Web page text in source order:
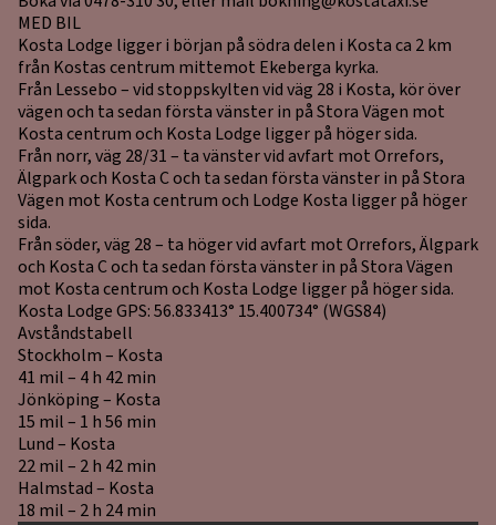
MED BIL
Kosta Lodge ligger i början på södra delen i Kosta ca 2 km
från Kostas centrum mittemot Ekeberga kyrka.
Från Lessebo – vid stoppskylten vid väg 28 i Kosta, kör över
vägen och ta sedan första vänster in på Stora Vägen mot
Kosta centrum och Kosta Lodge ligger på höger sida.
Från norr, väg 28/31 – ta vänster vid avfart mot Orrefors,
Älgpark och Kosta C och ta sedan första vänster in på Stora
Vägen mot Kosta centrum och Lodge Kosta ligger på höger
sida.
Från söder, väg 28 – ta höger vid avfart mot Orrefors, Älgpark
och Kosta C och ta sedan första vänster in på Stora Vägen
mot Kosta centrum och Kosta Lodge ligger på höger sida.
Kosta Lodge GPS: 56.833413° 15.400734° (WGS84)
Avståndstabell
Stockholm – Kosta
41 mil – 4 h 42 min
Jönköping – Kosta
15 mil – 1 h 56 min
Lund – Kosta
22 mil – 2 h 42 min
Halmstad – Kosta
18 mil – 2 h 24 min